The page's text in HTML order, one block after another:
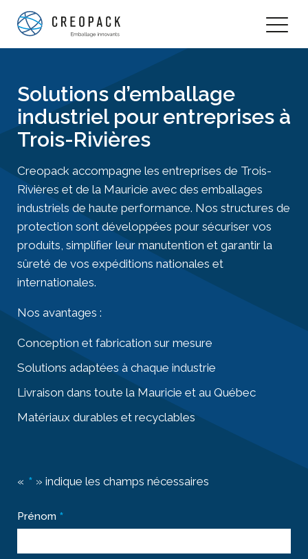
Solutions d’emballage
industriel pour entreprises à
Trois-Rivières
Creopack accompagne les entreprises de Trois-
Rivières et de la Mauricie avec des emballages
industriels de haute performance. Nos structures de
protection sont développées pour sécuriser vos
produits, simplifier leur manutention et garantir la
sûreté de vos expéditions nationales et
internationales.
Nos avantages :
Conception et fabrication sur mesure
Solutions adaptées à chaque industrie
Livraison dans toute la Mauricie et au Québec
Matériaux durables et recyclables
« * » indique les champs nécessaires
Prénom *